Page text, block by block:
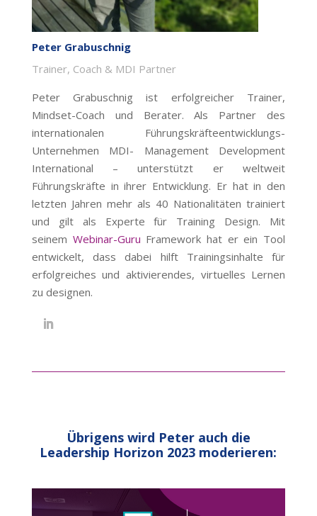
Peter Grabuschnig
Trainer, Coach & MDI Partner
Peter Grabuschnig ist erfolgreicher Trainer,
Mindset-Coach und Berater. Als Partner des
internationalen Führungskräfteentwicklungs-
Unternehmen MDI- Management Development
International – unterstützt er weltweit
Führungskräfte in ihrer Entwicklung. Er hat in den
letzten Jahren mehr als 40 Nationalitäten trainiert
und gilt als Experte für Training Design. Mit
seinem Webinar-Guru Framework hat er ein Tool
entwickelt, dass dabei hilft Trainingsinhalte für
erfolgreiches und aktivierendes, virtuelles Lernen
zu designen.
Übrigens wird Peter auch die
Leadership Horizon 2023 moderieren: